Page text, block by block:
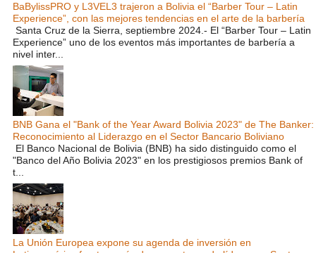
BaBylissPRO y L3VEL3 trajeron a Bolivia el “Barber Tour – Latin
Experience”, con las mejores tendencias en el arte de la barbería
Santa Cruz de la Sierra, septiembre 2024.- El “Barber Tour – Latin
Experience” uno de los eventos más importantes de barbería a
nivel inter...
BNB Gana el "Bank of the Year Award Bolivia 2023" de The Banker:
Reconocimiento al Liderazgo en el Sector Bancario Boliviano
El Banco Nacional de Bolivia (BNB) ha sido distinguido como el
"Banco del Año Bolivia 2023" en los prestigiosos premios Bank of
t...
La Unión Europea expone su agenda de inversión en